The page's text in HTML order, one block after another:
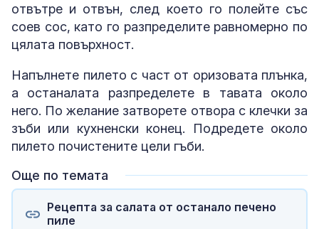
отвътре и отвън, след което го полейте със
соев сос, като го разпределите равномерно по
цялата повърхност.
Напълнете пилето с част от оризовата плънка,
а останалата разпределете в тавата около
него. По желание затворете отвора с клечки за
зъби или кухненски конец. Подредете около
пилето почистените цели гъби.
Още по темата
Рецепта за салата от останало печено
пиле